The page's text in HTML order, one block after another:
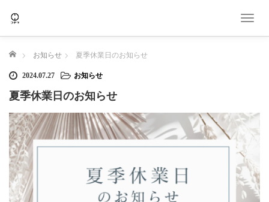
T
v
a
t
i
ホーム お知らせ 夏季休業日のお知らせ
2024.07.27 お知らせ
夏季休業日のお知らせ